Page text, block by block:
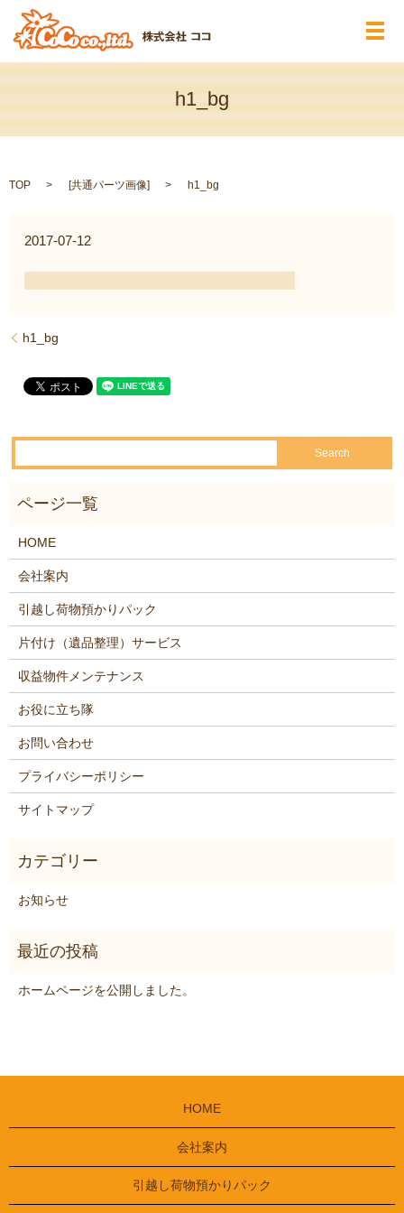
メ
h1_bg
TOP [共通パーツ画像] h1_bg
2017-07-12
h1_bg
HOME
会社案内
引越し荷物預かりパック
片付け（遺品整理）サービス
収益物件メンテナンス
お役に立ち隊
お問い合わせ
プライバシーポリシー
サイトマップ
お知らせ
ホームページを公開しました。
HOME
会社案内
引越し荷物預かりパック